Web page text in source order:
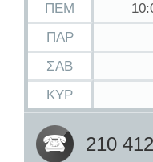
ΠΕΜ
ΠΑΡ
ΣΑΒ
ΚΥΡ
210